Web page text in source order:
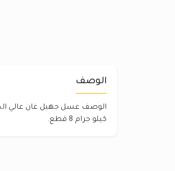
الوصف
كيلو جرام 8 قطع.